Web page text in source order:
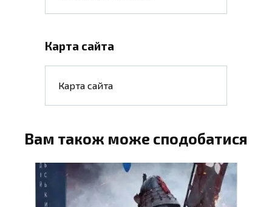
Карта сайта
Карта сайта
Вам також може сподобатися